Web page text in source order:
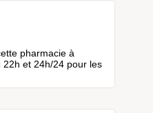
pharmacie à
et 24h/24 pour les